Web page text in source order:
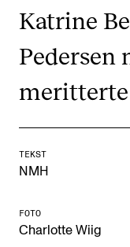
Canvas
IT og digitale
Rom, bygg, saler
Læringsressurser
Katrine
Pedersen
TEKST
NMH
FOTO
Charlotte Wiig